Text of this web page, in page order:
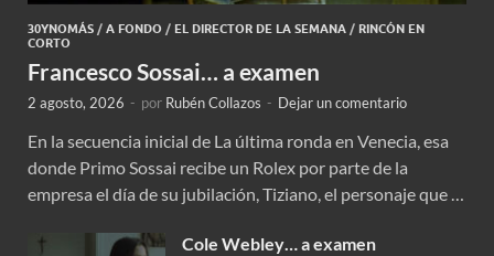
30YNOMÁS / A FONDO / EL DIRECTOR DE LA SEMANA / RINCÓN EN
CORTO
Francesco Sossai… a examen
2 agosto, 2026 - por Rubén Collazos - Dejar un comentario
En la secuencia inicial de La última ronda en Venecia, esa
donde Primo Sossai recibe un Rolex por parte de la
empresa el día de su jubilación, Tiziano, el personaje que …
Cole Webley… a examen